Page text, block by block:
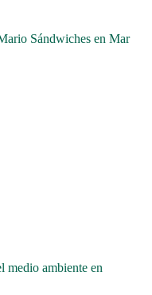
Sándwiches en Mar
medio ambiente en